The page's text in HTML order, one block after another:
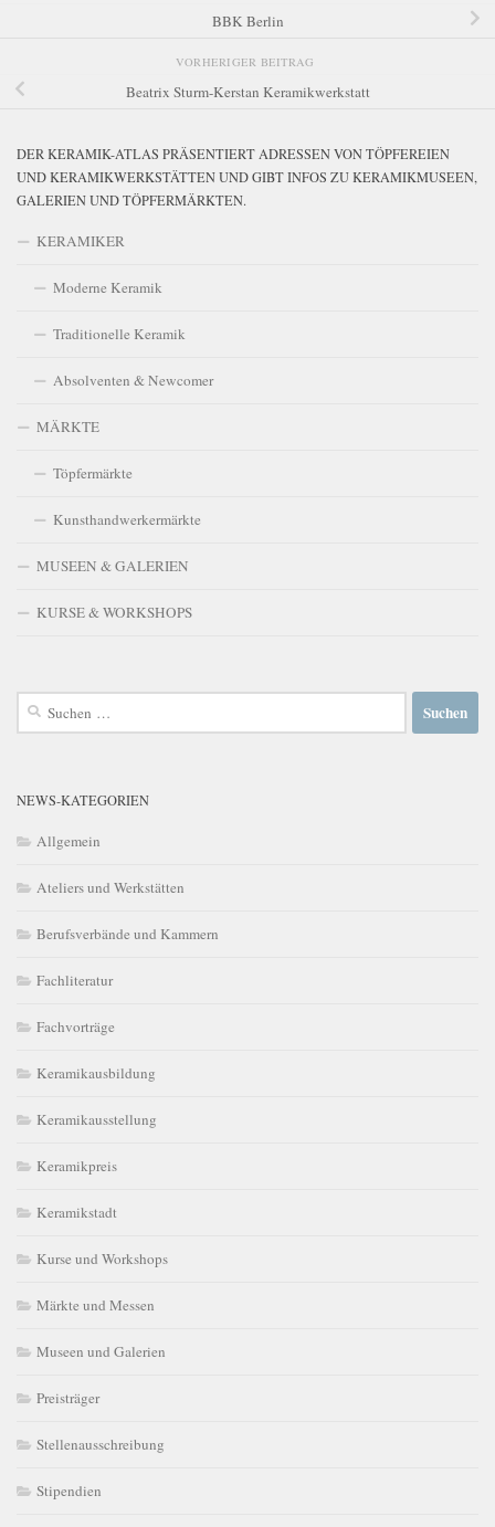
BBK Berlin
VORHERIGER BEITRAG
Beatrix Sturm-Kerstan Keramikwerkstatt
DER KERAMIK-ATLAS PRÄSENTIERT ADRESSEN VON TÖPFEREIEN
UND KERAMIKWERKSTÄTTEN UND GIBT INFOS ZU KERAMIKMUSEEN,
GALERIEN UND TÖPFERMÄRKTEN.
KERAMIKER
Moderne Keramik
Traditionelle Keramik
Absolventen & Newcomer
MÄRKTE
Töpfermärkte
Kunsthandwerkermärkte
MUSEEN & GALERIEN
KURSE & WORKSHOPS
Suchen
NEWS-KATEGORIEN
Allgemein
Ateliers und Werkstätten
Berufsverbände und Kammern
Fachliteratur
Fachvorträge
Keramikausbildung
Keramikausstellung
Keramikpreis
Keramikstadt
Kurse und Workshops
Märkte und Messen
Museen und Galerien
Preisträger
Stellenausschreibung
Stipendien